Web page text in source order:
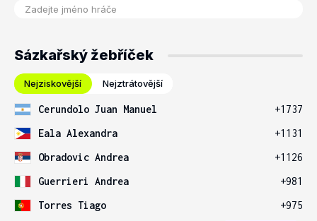
Sázkařský žebříček
Nejziskovější Nejztrátovější
Cerundolo Juan Manuel
+1737
Eala Alexandra
+1131
Obradovic Andrea
+1126
Guerrieri Andrea
+981
Torres Tiago
+975